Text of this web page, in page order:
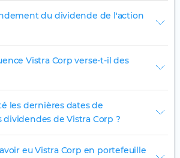
du dividende de l'action
Vistra Corp verse-t-il des
les dernières dates de
de Vistra Corp ?
eu Vistra Corp en portefeuille